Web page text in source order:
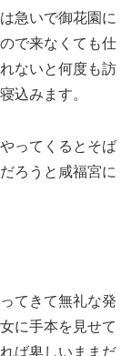
急いで御花園に
で来なくても仕
ないと何度も訪
込みます。
ってくるとそば
ろうと咸福宮に
てきて無礼な発
に手本を見せて
ば卑しいままだ